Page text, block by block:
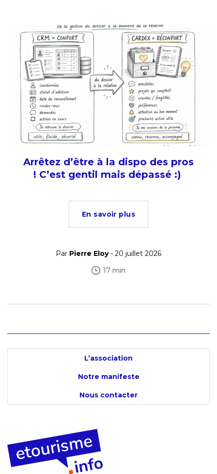
Arrêtez d’être à la dispo des pros
! C’est gentil mais dépassé :)
En savoir plus
Par Pierre Eloy- 20 juillet 2026
17 min
L’association
Notre manifeste
Nous contacter